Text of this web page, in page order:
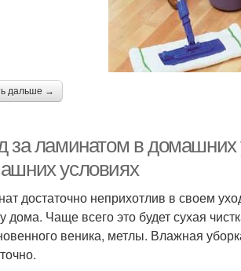
дальше →
за ламинатом в
условиях
достаточно неприхотлив в своем
дома. Чаще всего это будет сухая
веника, метлы. Влажная